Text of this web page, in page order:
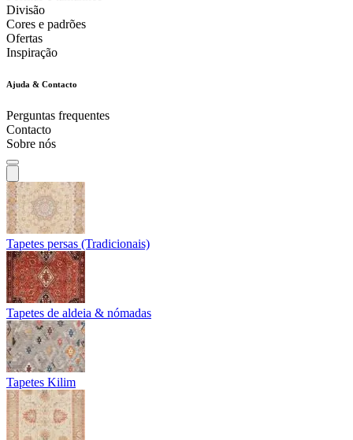
Divisão
Cores e padrões
Ofertas
Inspiração
Ajuda & Contacto
Perguntas frequentes
Contacto
Sobre nós
Tapetes persas (Tradicionais)
Tapetes de aldeia & nómadas
Tapetes Kilim